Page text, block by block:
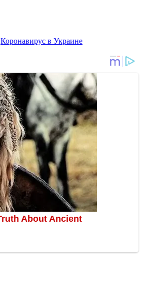
Коронавирус в Украине